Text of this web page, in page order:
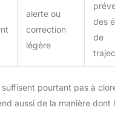
alerte ou
correction
légère
des
de
pourtant pas à
aussi de la manière dont